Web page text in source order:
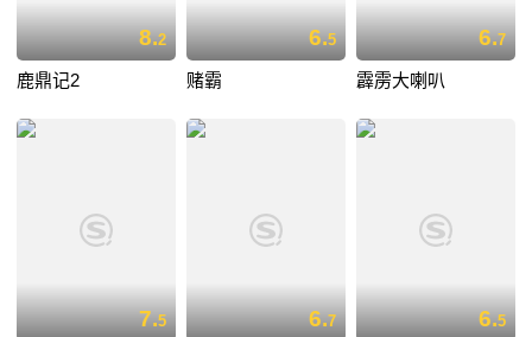
8.2
鹿鼎记2
6.5
赌霸
6.7
霹雳大喇叭
7.5 6.7 6.5